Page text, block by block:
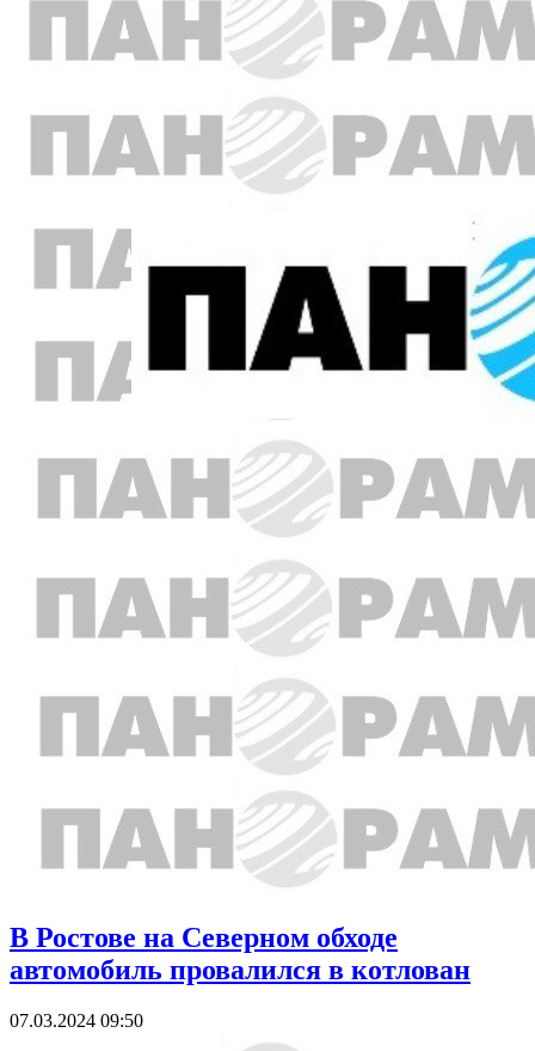
В Ростове на Северном обходе
автомобиль провалился в котлован
07.03.2024 09:50